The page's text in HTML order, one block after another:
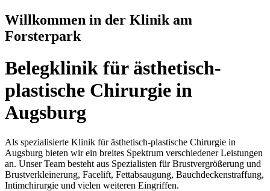
Willkommen in der Klinik am
Forsterpark
Belegklinik für ästhetisch-
plastische Chirurgie in
Augsburg
Als spezialisierte Klinik für ästhetisch-plastische Chirurgie in
Augsburg bieten wir ein breites Spektrum verschiedener Leistungen
an. Unser Team besteht aus Spezialisten für Brustvergrößerung und
Brustverkleinerung, Facelift, Fettabsaugung, Bauchdeckenstraffung,
Intimchirurgie und vielen weiteren Eingriffen.